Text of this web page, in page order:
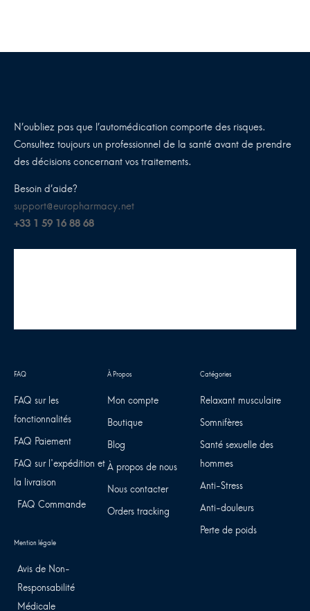
N’oubliez pas que l’automédication comporte des risques.
Consultez toujours un professionnel de la santé avant de prendre
des décisions concernant vos traitements.
Besoin d’aide?
support@europharmacy.net
+33 1 59 16 88 68
FAQ sur les
fonctionnalités
FAQ Paiement
FAQ sur l'expédition et
la livraison
FAQ Commande
Mon compte
Boutique
Blog
À propos de nous
Nous contacter
Orders tracking
Relaxant musculaire
Somnifères
Santé sexuelle des
hommes
Anti-Stress
Anti-douleurs
Perte de poids
Avis de Non-
Responsabilité
Médicale